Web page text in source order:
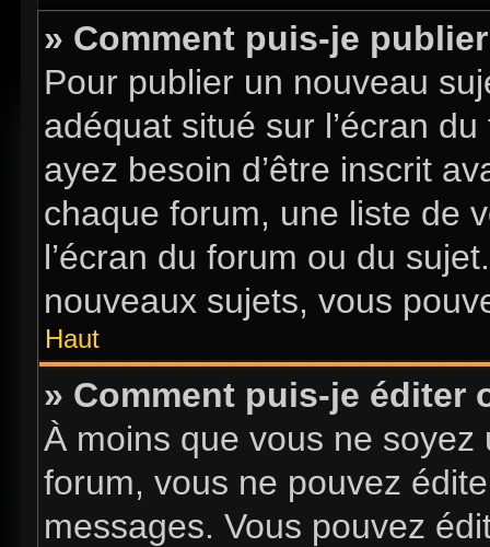
» Comment puis-je
Pour publier un nouveau
adéquat situé sur l’écran
ayez besoin d’être inscrit
chaque forum, une liste de
l’écran du forum ou du
nouveaux sujets, vous
Haut
» Comment puis-je éditer
À moins que vous ne
forum, vous ne pouvez
messages. Vous pouvez